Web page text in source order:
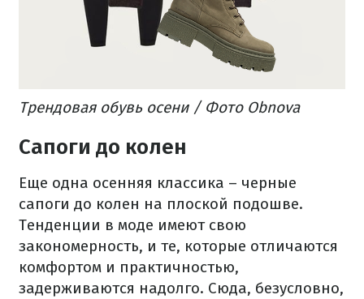
Трендовая обувь осени / Фото Obnova
Сапоги до колен
Еще одна осенняя классика – черные
сапоги до колен на плоской подошве.
Тенденции в моде имеют свою
закономерность, и те, которые отличаются
комфортом и практичностью,
задерживаются надолго. Сюда, безусловно,